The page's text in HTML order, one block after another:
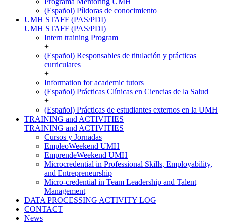
(Español) Píldoras de conocimiento
UMH STAFF (PAS/PDI)
UMH STAFF (PAS/PDI)
Intern training Program
+
(Español) Responsables de titulación y prácticas
curriculares
+
Information for academic tutors
(Español) Prácticas Clínicas en Ciencias de la Salud
+
(Español) Prácticas de estudiantes externos en la UMH
TRAINING and ACTIVITIES
TRAINING and ACTIVITIES
Cursos y Jornadas
EmpleoWeekend UMH
EmprendeWeekend UMH
Microcredential in Professional Skills, Employability,
and Entrepreneurship
Micro-credential in Team Leadership and Talent
Management
DATA PROCESSING ACTIVITY LOG
CONTACT
News